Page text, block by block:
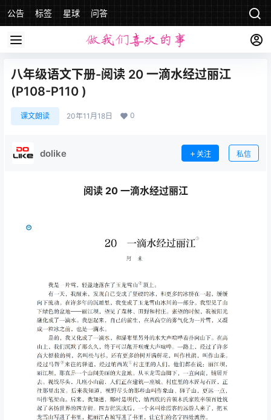
公告 标签 星球 问答
八年级语文下册-阅读 20 一滴水经过丽江
(P108-P110 )
课文朗读 20年11月18日 0
dolike 关注 私信
阅读 20 一滴水经过丽江